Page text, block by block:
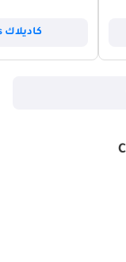
كاديلاك CT5 vs كاديلاك CT4